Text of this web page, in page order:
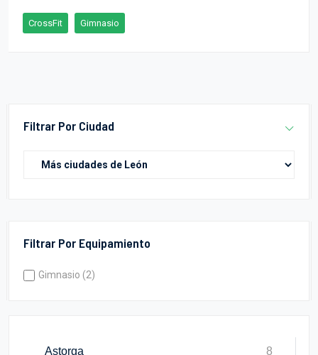
Filtrar Por Ciudad
Filtrar Por Equipamiento
Gimnasio (2)
CrossFit Gimnasio
Astorga 8